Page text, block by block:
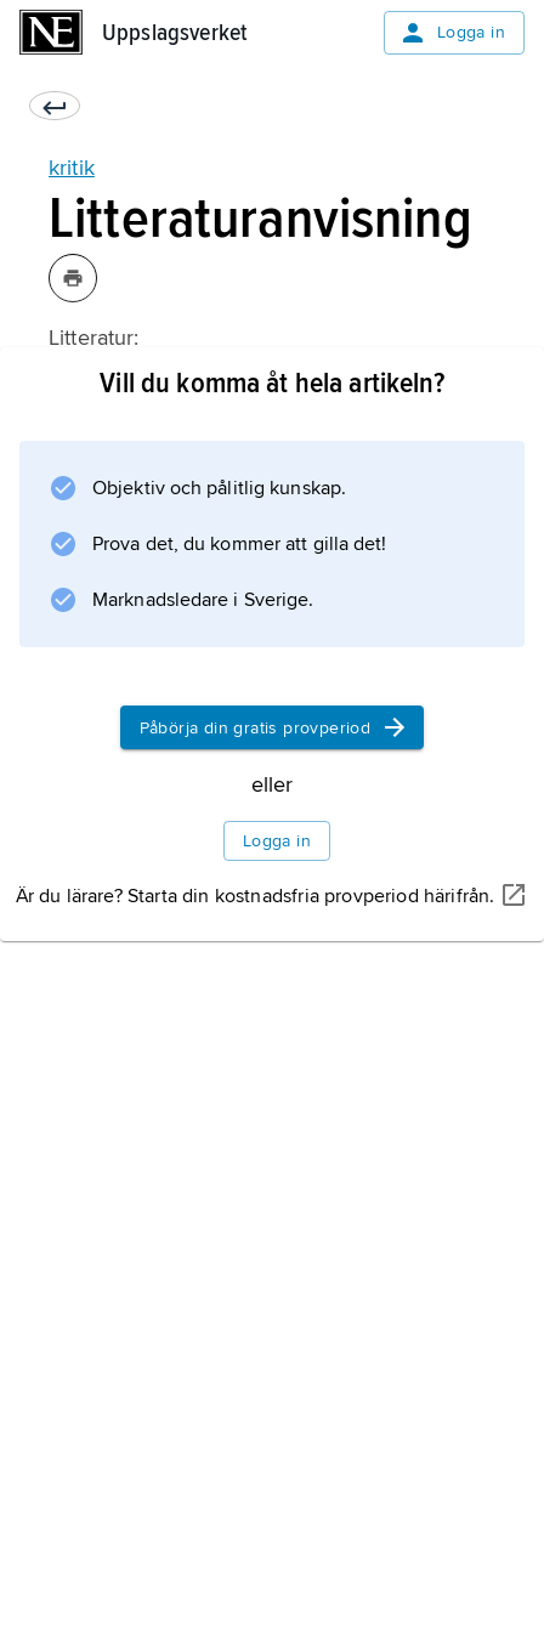
Uppslagsverket Logga in
kritik
Litteraturanvisning
Litteratur:
Vill du komma åt hela artikeln?
Objektiv och pålitlig kunskap.
Prova det, du kommer att gilla det!
Marknadsledare i Sverige.
Påbörja din gratis provperiod
eller
Logga in
Är du lärare? Starta din kostnadsfria provperiod härifrån.